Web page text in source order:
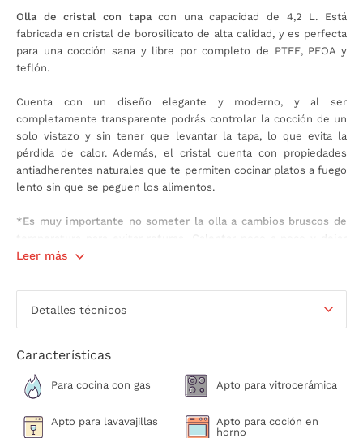
Olla de cristal con tapacon una capacidad de 4,2 L. Está
fabricada en cristal de borosilicato de alta calidad, y es perfecta
para una cocción sana y libre por completo de PTFE, PFOA y
teflón.
Cuenta con un diseño elegante y moderno, y al ser
completamente transparente podrás controlar la cocción de un
solo vistazo y sin tener que levantar la tapa, lo que evita la
pérdida de calor. Además, el cristal cuenta con propiedades
antiadherentes naturales que te permiten cocinar platos a fuego
lento sin que se peguen los alimentos.
*Es muy importante no someter la olla a cambios bruscos de
enfriar antes de lavar.
Características de la Olla de cristal con tapa:
Material: cristal de borosilicato y acero inoxidable (50% de
Libre de PTFE, PFOA y teflón
Pico vertedor
Soporta temperaturas de 0ºC a 180ºC
Leer más
Detalles técnicos
Características
Para cocina con gas Apto para vitrocerámica
Apto para lavavajillas
Apto para coción en
horno